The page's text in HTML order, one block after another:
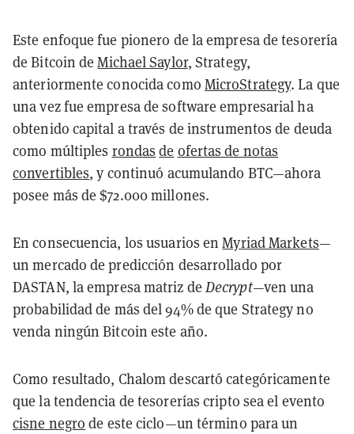
Este enfoque fue pionero de la empresa de tesorería
de Bitcoin deMichael Saylor, Strategy,
anteriormente conocida como MicroStrategy. La que
una vez fue empresa de software empresarial ha
obtenido capital a través de instrumentos de deuda
como múltiples rondas de ofertas de notas
convertibles, y continuó acumulando BTC—ahora
posee más de $72.000 millones.
En consecuencia, los usuarios enMyriad Markets—
un mercado de predicción desarrollado por
DASTAN, la empresa matriz de Decrypt—ven una
probabilidad de más del 94% de que Strategy no
venda ningún Bitcoin este año.
Como resultado, Chalom descartó categóricamente
que la tendencia de tesorerías cripto sea el evento
cisne negro de este ciclo—un término para un